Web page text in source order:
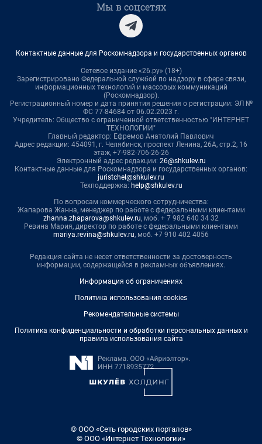
Мы в соцсетях
Контактные данные для Роскомнадзора и государственных органов
Сетевое издание «26.ру» (18+)
Зарегистрировано Федеральной службой по надзору в сфере связи,
информационных технологий и массовых коммуникаций
(Роскомнадзор).
Регистрационный номер и дата принятия решения о регистрации: ЭЛ №
ФС 77-84684 от 06.02.2023 г.
Учредитель: Общество с ограниченной ответственностью "ИНТЕРНЕТ
ТЕХНОЛОГИИ"
Главный редактор: Ефремов Анатолий Павлович
Адрес редакции: 454091, г. Челябинск, проспект Ленина, 26А, стр.2, 16
этаж, +7-982-706-26-26
Электронный адрес редакции: 26@shkulev.ru
Контактные данные для Роскомнадзора и государственных органов:
juristchel@shkulev.ru
Техподдержка: help@shkulev.ru
По вопросам коммерческого сотрудничества:
Жапарова Жанна, менеджер по работе с федеральными клиентами
zhanna.zhaparova@shkulev.ru, моб. + 7 982 640 34 32
Ревина Мария, директор по работе с федеральными клиентами
mariya.revina@shkulev.ru, моб. +7 910 402 4056
Редакция сайта не несет ответственности за достоверность
информации, содержащейся в рекламных объявлениях.
Информация об ограничениях
Политика использования cookies
Рекомендательные системы
Политика конфиденциальности и обработки персональных данных и
правила использования сайта
© ООО «Сеть городских порталов»
© ООО «Интернет Технологии»